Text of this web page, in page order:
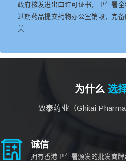
政府核发进出口许可证书，卫生署
过期药品提交药物办公室销毁，完
关
为什么 选
致泰药业（Ghitai
诚信
拥有香港卫生署颁发的批发商